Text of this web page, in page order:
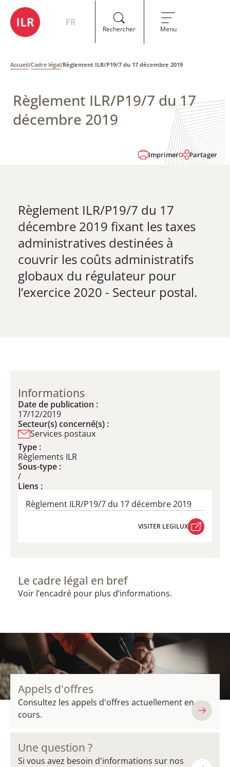
FR
Rechercher Menu
Accueil/Cadre légal/Règlement ILR/P19/7 du 17 décembre 2019
Règlement ILR/P19/7 du 17
décembre 2019
Imprimer Partager
Règlement ILR/P19/7 du 17
décembre 2019 fixant les taxes
administratives destinées à
couvrir les coûts administratifs
globaux du régulateur pour
l’exercice 2020 - Secteur postal.
Informations
Date de publication :
17/12/2019
Secteur(s) concerné(s) :
Services postaux
Type :
Règlements ILR
Sous-type :
/
Liens :
Règlement ILR/P19/7 du 17 décembre 2019
VISITER LEGILUX
Le cadre légal en bref
Voir l’encadré pour plus d’informations.
Appels d'offres
Consultez les appels d'offres actuellement en
cours.
Une question ?
Si vous avez besoin d'informations sur nos